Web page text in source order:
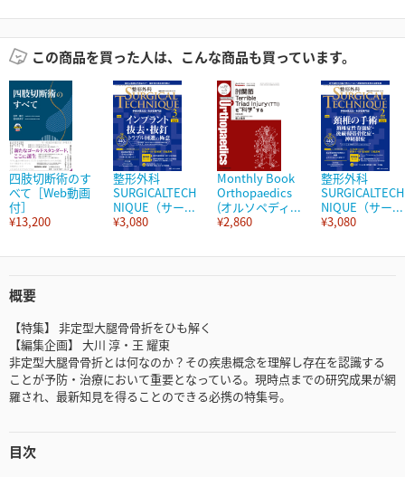
この商品を買った人は、こんな商品も買っています。
四肢切断術のす
べて［Web動画
付］
¥13,200
整形外科
SURGICALTECH
NIQUE（サー...
¥3,080
Monthly Book
Orthopaedics
(オルソペディ...
¥2,860
整形外科
SURGICALTECH
NIQUE（サー...
¥3,080
概要
【特集】 非定型大腿骨骨折をひも解く
【編集企画】 大川 淳・王 耀東
非定型大腿骨骨折とは何なのか？その疾患概念を理解し存在を認識する
ことが予防・治療において重要となっている。現時点までの研究成果が網
羅され、最新知見を得ることのできる必携の特集号。
目次